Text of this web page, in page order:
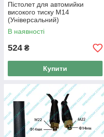
Пістолет для автомийки
високого тиску М14
(Універсальний)
В наявності
524 ₴
Купити